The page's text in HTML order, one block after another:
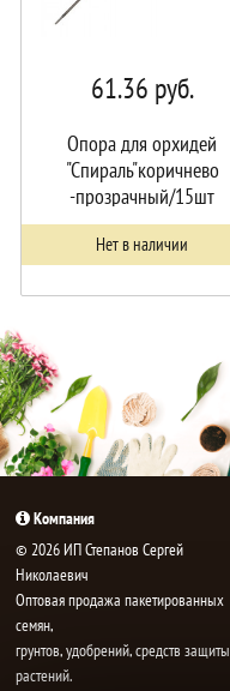
61.36 руб.
Опора для орхидей
"Спираль"коричнево
-прозрачный/15шт
Нет в наличии
Компания
© 2026 ИП Степанов Сергей
Николаевич
Oптовая продажа пакетированных
семян,
грунтов, удобрений, средств защиты
растений.